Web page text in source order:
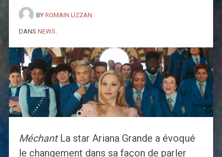
BY ROMAIN UZZAN
DANS NEWS
MéchantLa star Ariana Grande a évoqué
le changement dans sa façon de parler